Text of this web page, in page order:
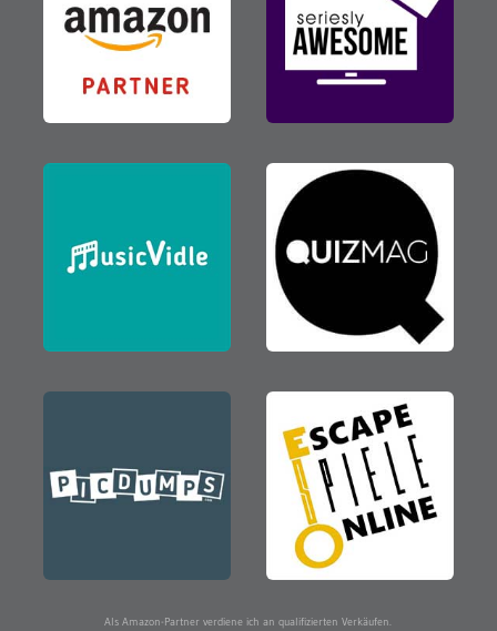
Als Amazon-Partner verdiene ich an qualifizierten Verkäufen.